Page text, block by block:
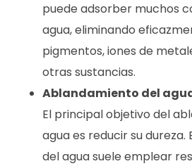
puede adsorber muchos
agua, eliminando
pigmentos, iones de
otras sustancias.
Ablandamiento del
El principal objetivo del
agua es reducir su
del agua suele emplear